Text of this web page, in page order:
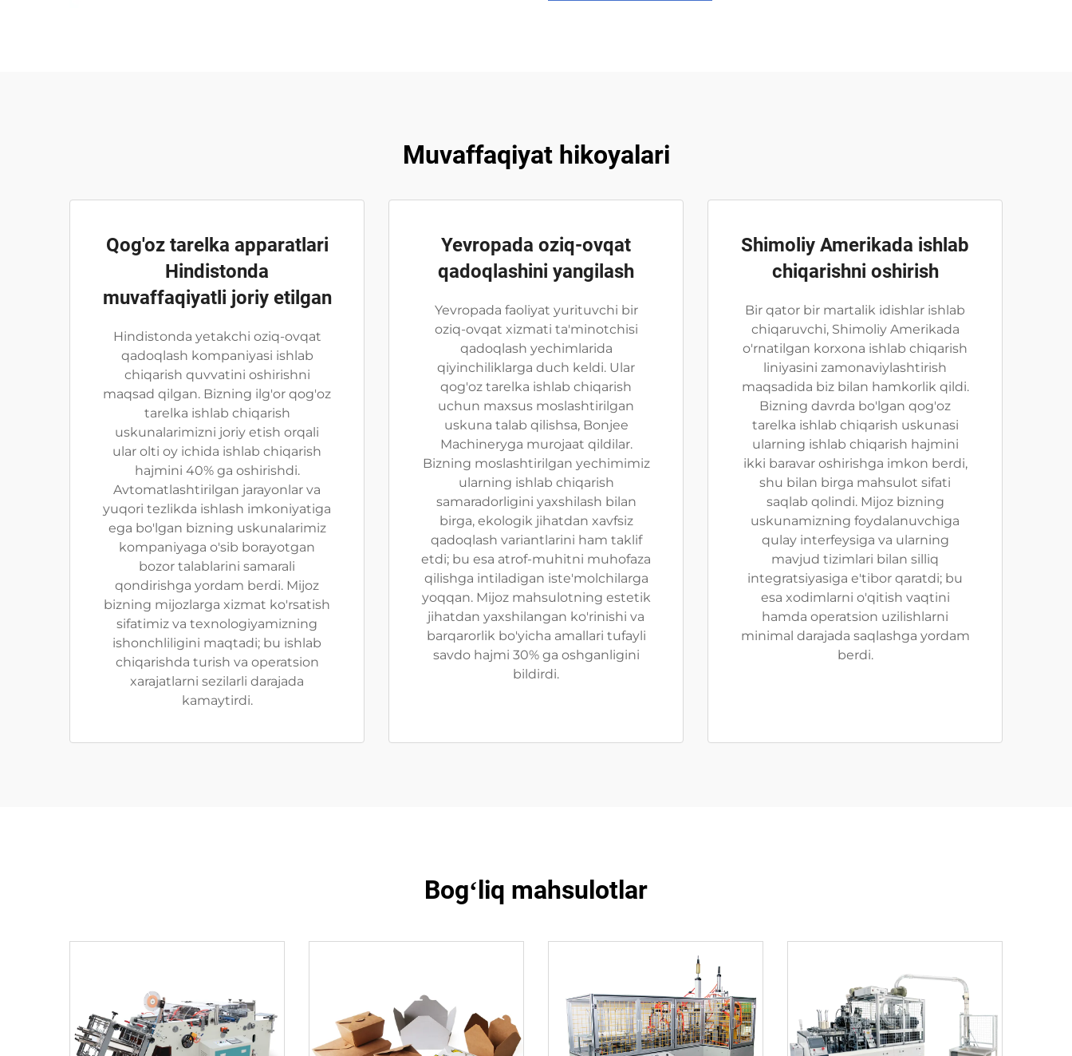
Muvaffaqiyat hikoyalari
Qog'oz tarelka apparatlari
Hindistonda
muvaffaqiyatli joriy etilgan
Hindistonda yetakchi oziq-ovqat
qadoqlash kompaniyasi ishlab
chiqarish quvvatini oshirishni
maqsad qilgan. Bizning ilg'or qog'oz
tarelka ishlab chiqarish
uskunalarimizni joriy etish orqali
ular olti oy ichida ishlab chiqarish
hajmini 40% ga oshirishdi.
Avtomatlashtirilgan jarayonlar va
yuqori tezlikda ishlash imkoniyatiga
ega bo'lgan bizning uskunalarimiz
kompaniyaga o'sib borayotgan
bozor talablarini samarali
qondirishga yordam berdi. Mijoz
bizning mijozlarga xizmat ko'rsatish
sifatimiz va texnologiyamizning
ishonchliligini maqtadi; bu ishlab
chiqarishda turish va operatsion
xarajatlarni sezilarli darajada
kamaytirdi.
Yevropada oziq-ovqat
qadoqlashini yangilash
Yevropada faoliyat yurituvchi bir
oziq-ovqat xizmati ta'minotchisi
qadoqlash yechimlarida
qiyinchiliklarga duch keldi. Ular
qog'oz tarelka ishlab chiqarish
uchun maxsus moslashtirilgan
uskuna talab qilishsa, Bonjee
Machineryga murojaat qildilar.
Bizning moslashtirilgan yechimimiz
ularning ishlab chiqarish
samaradorligini yaxshilash bilan
birga, ekologik jihatdan xavfsiz
qadoqlash variantlarini ham taklif
etdi; bu esa atrof-muhitni muhofaza
qilishga intiladigan iste'molchilarga
yoqqan. Mijoz mahsulotning estetik
jihatdan yaxshilangan ko'rinishi va
barqarorlik bo'yicha amallari tufayli
savdo hajmi 30% ga oshganligini
bildirdi.
Shimoliy Amerikada ishlab
chiqarishni oshirish
Bir qator bir martalik idishlar ishlab
chiqaruvchi, Shimoliy Amerikada
o'rnatilgan korxona ishlab chiqarish
liniyasini zamonaviylashtirish
maqsadida biz bilan hamkorlik qildi.
Bizning davrda bo'lgan qog'oz
tarelka ishlab chiqarish uskunasi
ularning ishlab chiqarish hajmini
ikki baravar oshirishga imkon berdi,
shu bilan birga mahsulot sifati
saqlab qolindi. Mijoz bizning
uskunamizning foydalanuvchiga
qulay interfeysiga va ularning
mavjud tizimlari bilan silliq
integratsiyasiga e'tibor qaratdi; bu
esa xodimlarni o'qitish vaqtini
hamda operatsion uzilishlarni
minimal darajada saqlashga yordam
berdi.
Bogʻliq mahsulotlar